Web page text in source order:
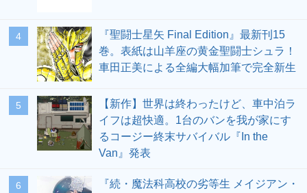
4
『聖闘士星矢 Final Edition』最新刊15
巻。表紙は山羊座の黄金聖闘士シュラ！
車田正美による全編大幅加筆で完全新生
5
【新作】世界は終わったけど、車中泊ラ
イフは超快適。1台のバンを我が家にす
るコージー終末サバイバル『In the
Van』発表
6
『続・魔法科高校の劣等生 メイジアン・